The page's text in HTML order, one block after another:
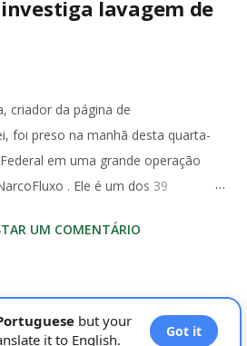
lavagem de
criador da página de
foi preso na manhã desta quarta-
em uma grande operação
. Ele é um dos 39
no litoral paulista. A operação
de lavagem de dinheiro com
utilizava um sistema
e dissimular valores, com uso de
UM COMENTÁRIO
but your
it to English.
Got it